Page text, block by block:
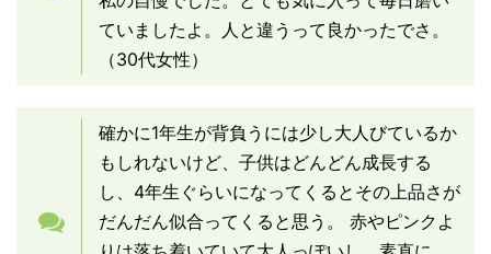
ていましたよ。人と違うって良かったでさ。
（30代女性）
確かに1年生が背負うには少し大人びているか
もしれないけど、子供はどんどん成長する
し、4年生ぐらいになってくるとその上品さが
だんだん似合ってくると思う。 赤やピンクよ